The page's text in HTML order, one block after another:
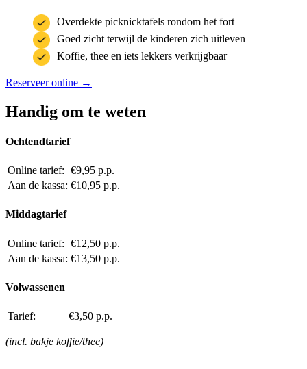
Overdekte picknicktafels rondom het fort
Goed zicht terwijl de kinderen zich uitleven
Koffie, thee en iets lekkers verkrijgbaar
Reserveer online →
Handig om te weten
Ochtendtarief
Online tarief: €9,95 p.p.
Aan de kassa: €10,95 p.p.
Middagtarief
Online tarief: €12,50 p.p.
Aan de kassa: €13,50 p.p.
Volwassenen
Tarief: €3,50 p.p.
(incl. bakje koffie/thee)